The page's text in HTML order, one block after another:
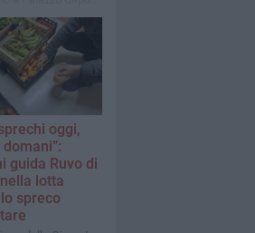
conclusivo
oggi,
guida Ruvo di
lotta
spreco